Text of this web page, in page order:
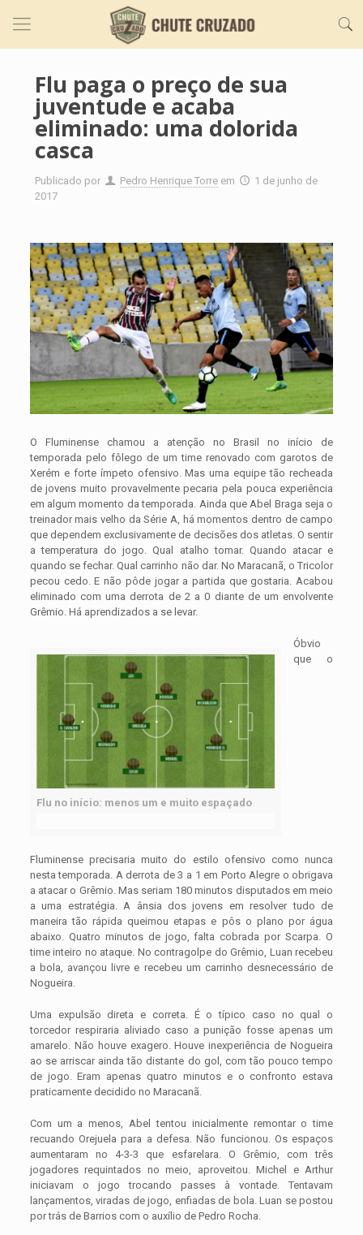
Flu paga o preço de sua
juventude e acaba
eliminado: uma dolorida
casca
Publicado por Pedro Henrique Torre em
1 de junho de
2017
O Fluminense chamou a atenção no Brasil no início de
temporada pelo fôlego de um time renovado com garotos de
Xerém e forte ímpeto ofensivo. Mas uma equipe tão recheada
de jovens muito provavelmente pecaria pela pouca experiência
em algum momento da temporada. Ainda que Abel Braga seja o
treinador mais velho da Série A, há momentos dentro de campo
que dependem exclusivamente de decisões dos atletas. O sentir
a temperatura do jogo. Qual atalho tomar. Quando atacar e
quando se fechar. Qual carrinho não dar. No Maracanã, o Tricolor
pecou cedo. E não pôde jogar a partida que gostaria. Acabou
eliminado com uma derrota de 2 a 0 diante de um envolvente
Grêmio. Há aprendizados a se levar.
Flu no início: menos um e muito espaçado
Óbvio
que o
Fluminense precisaria muito do estilo ofensivo como nunca
nesta temporada. A derrota de 3 a 1 em Porto Alegre o obrigava
a atacar o Grêmio. Mas seriam 180 minutos disputados em meio
a uma estratégia. A ânsia dos jovens em resolver tudo de
maneira tão rápida queimou etapas e pôs o plano por água
abaixo. Quatro minutos de jogo, falta cobrada por Scarpa. O
time inteiro no ataque. No contragolpe do Grêmio, Luan recebeu
a bola, avançou livre e recebeu um carrinho desnecessário de
Nogueira.
Uma expulsão direta e correta. É o típico caso no qual o
torcedor respiraria aliviado caso a punição fosse apenas um
amarelo. Não houve exagero. Houve inexperiência de Nogueira
ao se arriscar ainda tão distante do gol, com tão pouco tempo
de jogo. Eram apenas quatro minutos e o confronto estava
praticamente decidido no Maracanã.
Com um a menos, Abel tentou inicialmente remontar o time
recuando Orejuela para a defesa. Não funcionou. Os espaços
aumentaram no 4-3-3 que esfarelara. O Grêmio, com três
jogadores requintados no meio, aproveitou. Michel e Arthur
iniciavam o jogo trocando passes à vontade. Tentavam
lançamentos, viradas de jogo, enfiadas de bola. Luan se postou
por trás de Barrios com o auxílio de Pedro Rocha.